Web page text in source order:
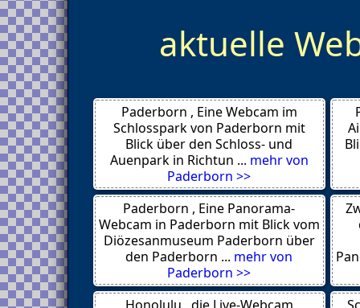
aktuelle
Paderborn , Eine Webcam im
Schlosspark von Paderborn mit
Blick über den Schloss- und
Auenpark in Richtun ... mehr von
Paderborn >>
Paderborn , Eine Panorama-
Webcam in Paderborn mit Blick vom
Diözesanmuseum Paderborn über
den Paderborn ... mehr von
Paderborn >>